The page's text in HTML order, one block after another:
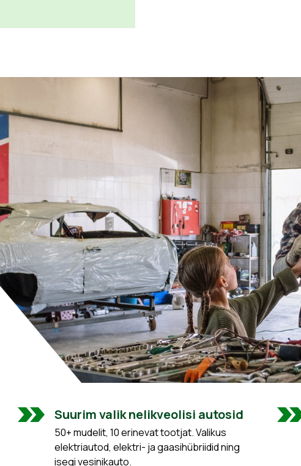
Suurim valik nelikveolisi autosid
50+ mudelit, 10 erinevat tootjat. Valikus
elektriautod, elektri- ja gaasihübriidid ning
isegi vesinikauto.